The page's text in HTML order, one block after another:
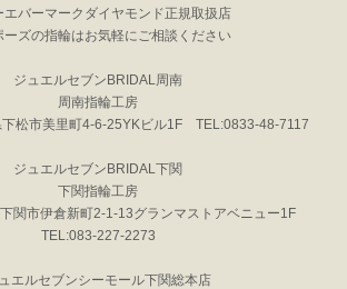
エバーマークダイヤモンド正規取扱店
ーズの指輪はお気軽にご相談ください
ジュエルセブンBRIDAL周南
周南指輪工房
松市美里町4-6-25YKビル1F TEL:0833-48-7117
ジュエルセブンBRIDAL下関
下関指輪工房
関市伊倉新町2-1-13グランマストアベニュー1F
TEL:083-227-2273
エルセブンシーモール下関総本店